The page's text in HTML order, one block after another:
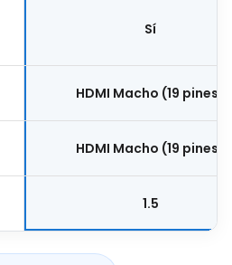
Sí
HDMI Macho (19 pines)
HDMI Macho (19 pines)
1.5